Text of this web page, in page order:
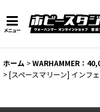
メニュー
ホーム >WARHAMMER：
>[スペースマリーン] インフ